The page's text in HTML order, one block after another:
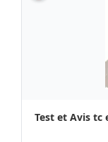
Test et Avis tc